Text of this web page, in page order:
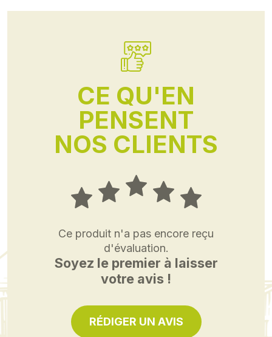
CE QU'EN
PENSENT
NOS CLIENTS
Ce produit n'a pas encore reçu
d'évaluation.
Soyez le premier à laisser
votre avis !
RÉDIGER UN AVIS